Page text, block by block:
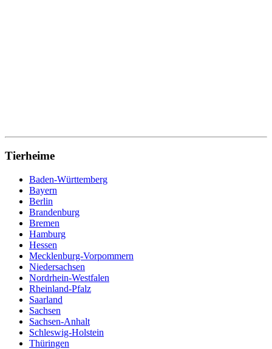
Tierheime
Baden-Württemberg
Bayern
Berlin
Brandenburg
Bremen
Hamburg
Hessen
Mecklenburg-Vorpommern
Niedersachsen
Nordrhein-Westfalen
Rheinland-Pfalz
Saarland
Sachsen
Sachsen-Anhalt
Schleswig-Holstein
Thüringen